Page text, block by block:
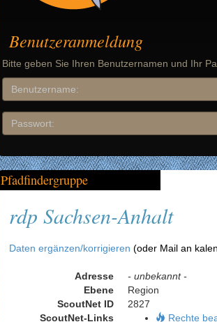
Benutzeranmeldung
Bitte geben Sie Ihren Benutzernamen und Ihr
Pfadfindergruppe
rdp Sachsen-Anhalt
Daten ergänzen/korrigieren (oder Mail an
Adresse
- unbekannt -
Ebene
Region
ScoutNet ID
2827
ScoutNet-Links
Rechte